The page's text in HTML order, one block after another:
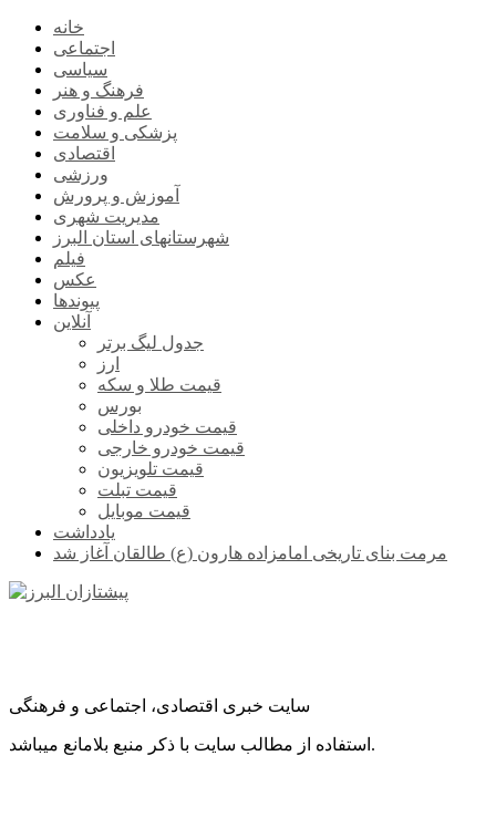
خانه
اجتماعی
سیاسی
فرهنگ و هنر
علم و فناوری
پزشکی و سلامت
اقتصادی
ورزشی
آموزش و پرورش
مدیریت شهری
شهرستانهای استان البرز
فیلم
عکس
پیوندها
آنلاین
جدول لیگ برتر
ارز
قیمت طلا و سکه
بورس
قیمت خودرو داخلی
قیمت خودرو خارجی
قیمت تلویزیون
قیمت تبلت
قیمت موبایل
یادداشت
مرمت بنای تاریخی امامزاده هارون (ع) طالقان آغاز شد
سایت خبری اقتصادی، اجتماعی و فرهنگی
استفاده از مطالب سایت با ذکر منبع بلامانع میباشد.